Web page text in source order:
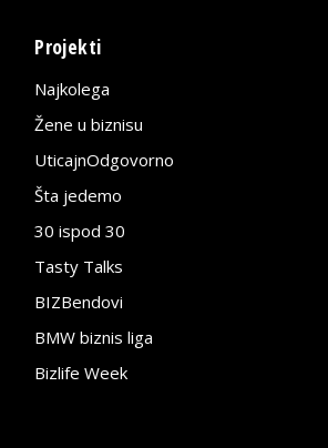
Projekti
Najkolega
Žene u biznisu
UticajnOdgovorno
Šta jedemo
30 ispod 30
Tasty Talks
BIZBendovi
BMW biznis liga
Bizlife Week